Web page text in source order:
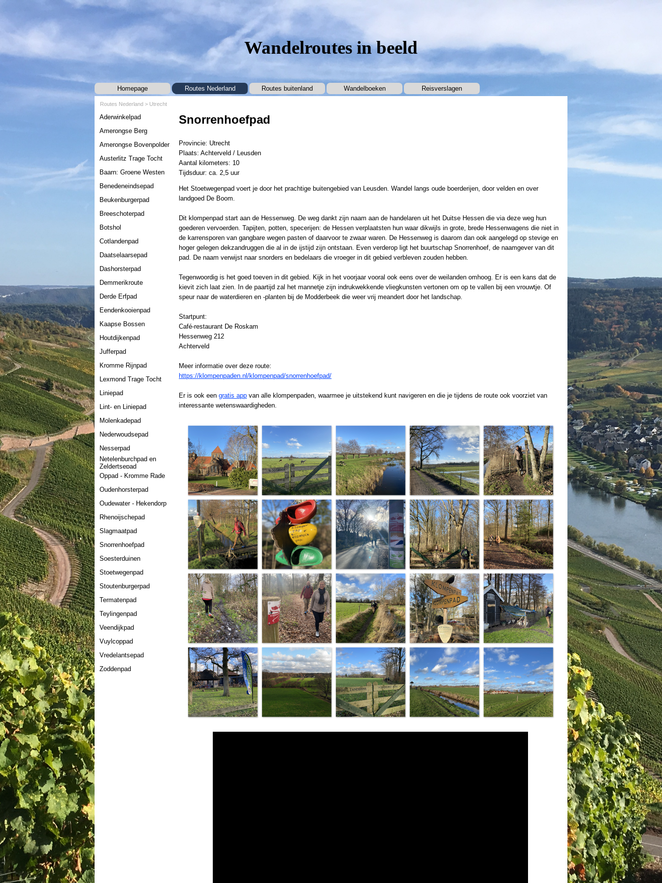
Wandelroutes in beeld
Menu overslaan
Homepage Routes Nederland ▼
Routes buitenland ▼
Wandelboeken Reisverslagen
Routes Nederland > Utrecht
Aderwinkelpad
Amerongse Berg
Amerongse Bovenpolder
Austerlitz Trage Tocht
Baarn: Groene Westen
Benedeneindsepad
Beukenburgerpad
Breeschoterpad
Botshol
Cotlandenpad
Daatselaarsepad
Dashorsterpad
Demmerikroute
Derde Erfpad
Eendenkooienpad
Kaapse Bossen
Houtdijkenpad
Jufferpad
Kromme Rijnpad
Lexmond Trage Tocht
Liniepad
Lint- en Liniepad
Molenkadepad
Nederwoudsepad
Nesserpad
Netelenburchpad en
Zeldertsepad
Oppad - Kromme Rade
Oudenhorsterpad
Oudewater - Hekendorp
Rhenoijschepad
Slagmaatpad
Snorrenhoefpad
Soesterduinen
Stoetwegenpad
Stoutenburgerpad
Termatenpad
Teylingenpad
Veendijkpad
Vuylcoppad
Vredelantsepad
Zoddenpad
Snorrenhoefpad
Provincie: Utrecht
Plaats: Achterveld / Leusden
Aantal kilometers: 10
Tijdsduur: ca. 2,5 uur
Het Stoetwegenpad voert je door het prachtige buitengebied van Leusden. Wandel langs oude boerderijen, door velden en over
landgoed De Boom.
Dit klompenpad start aan de Hessenweg. De weg dankt zijn naam aan de handelaren uit het Duitse Hessen die via deze weg hun
goederen vervoerden. Tapijten, potten, specerijen: de Hessen verplaatsten hun waar dikwijls in grote, brede Hessenwagens die niet in
de karrensporen van gangbare wegen pasten of daarvoor te zwaar waren. De Hessenweg is daarom dan ook aangelegd op stevige en
hoger gelegen dekzandruggen die al in de ijstijd zijn ontstaan. Even verderop ligt het buurtschap Snorrenhoef, de naamgever van dit
pad. De naam verwijst naar snorders en bedelaars die vroeger in dit gebied verbleven zouden hebben.
Tegenwoordig is het goed toeven in dit gebied. Kijk in het voorjaar vooral ook eens over de weilanden omhoog. Er is een kans dat de
kievit zich laat zien. In de paartijd zal het mannetje zijn indrukwekkende vliegkunsten vertonen om op te vallen bij een vrouwtje. Of
speur naar de waterdieren en -planten bij de Modderbeek die weer vrij meandert door het landschap.
Startpunt:
Café-restaurant De Roskam
Hessenweg 212
Achterveld
Meer informatie over deze route:
https://klompenpaden.nl/klompenpad/snorrenhoefpad/
Er is ook eengratis app van alle klompenpaden, waarmee je uitstekend kunt navigeren en die je tijdens de route ook voorziet van
interessante wetenswaardigheden.